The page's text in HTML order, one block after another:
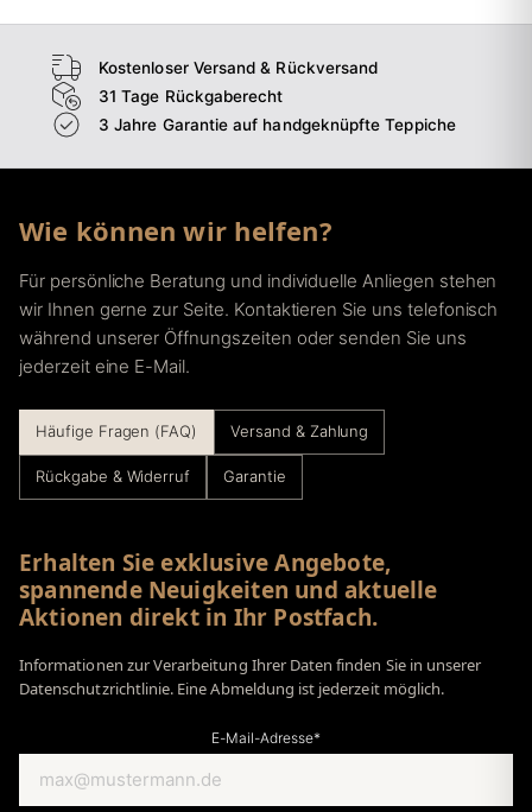
Kostenloser Versand & Rückversand
31 Tage Rückgaberecht
3 Jahre Garantie auf handgeknüpfte Teppiche
Wie können wir helfen?
Für persönliche Beratung und individuelle Anliegen stehen
wir Ihnen gerne zur Seite. Kontaktieren Sie uns telefonisch
während unserer Öffnungszeiten oder senden Sie uns
jederzeit eine E-Mail.
Häufige Fragen (FAQ) Versand & Zahlung
Rückgabe & Widerruf Garantie
Erhalten Sie exklusive Angebote,
spannende Neuigkeiten und aktuelle
Aktionen direkt in Ihr Postfach.
Informationen zur Verarbeitung Ihrer Daten finden Sie in unserer
Datenschutzrichtlinie. Eine Abmeldung ist jederzeit möglich.
E-Mail-Adresse*